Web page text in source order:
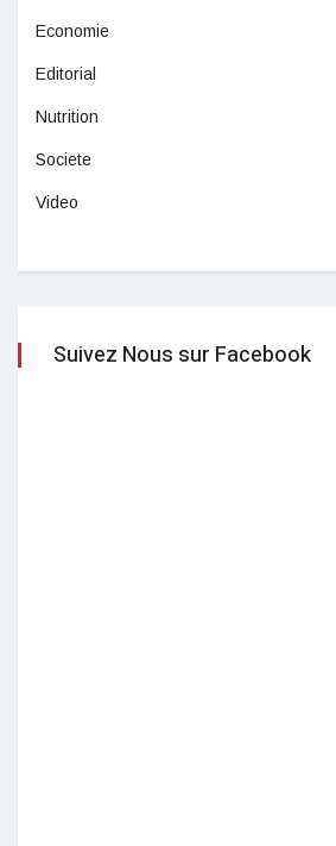
Economie
Editorial
Nutrition
Societe
Video
Suivez Nous sur Facebook